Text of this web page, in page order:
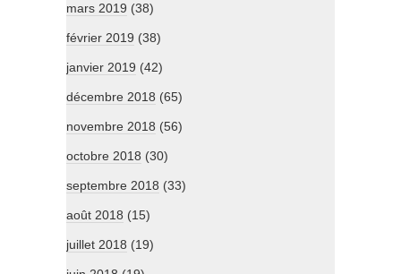
mars 2019 (38)
février 2019 (38)
janvier 2019 (42)
décembre 2018 (65)
novembre 2018 (56)
octobre 2018 (30)
septembre 2018 (33)
août 2018 (15)
juillet 2018 (19)